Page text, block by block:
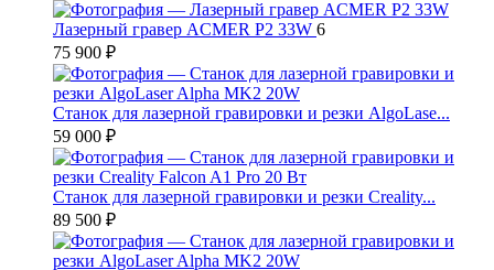
Лазерный гравер ACMER P2 33W 6
75 900 ₽
Станок для лазерной гравировки и резки AlgoLase...
59 000 ₽
Станок для лазерной гравировки и резки Creality...
89 500 ₽